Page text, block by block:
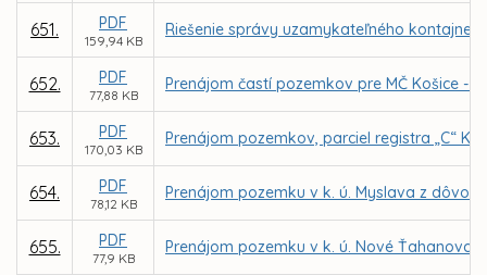
651. PDF
159,94 KB
Riešenie správy uzamykateľného
652. PDF
77,88 KB
Prenájom častí pozemkov pre MČ Košice -
653. PDF
170,03 KB
Prenájom pozemkov, parciel registra „C“
654. PDF
78,12 KB
Prenájom pozemku v k. ú. Myslava z
655. PDF
77,9 KB
Prenájom pozemku v k. ú. Nové